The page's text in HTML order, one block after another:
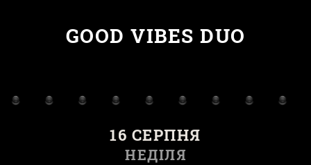
GOOD VIBES DUO
16 СЕРПНЯ
НЕДІЛЯ